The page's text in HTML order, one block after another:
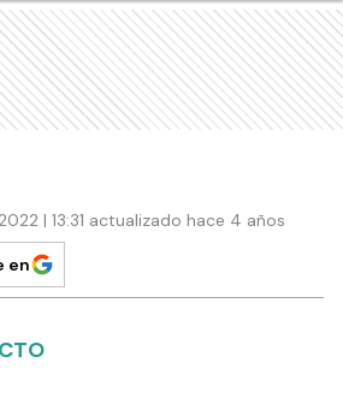
| 13:31 actualizado hace 4 años
en